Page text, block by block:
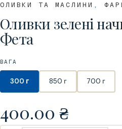
ОЛИВКИ ТА МАСЛИНИ ,
Оливки зелені
Фета
ВАГА
300 г 850 г 700 г
400.00 ₴